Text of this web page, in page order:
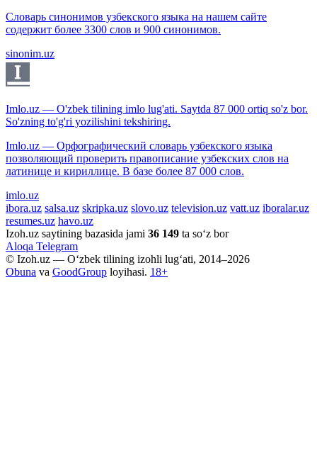
Словарь синонимов узбекского языка на нашем сайте
содержит более 3300 слов и 900 синонимов.
sinonim.uz
Imlo.uz — O'zbek tilining imlo lug'ati. Saytda 87 000 ortiq so'z bor.
So'zning to'g'ri yozilishini tekshiring.
Imlo.uz — Орфографический словарь узбекского языка
позволяющий проверить правописание узбекских слов на
латинице и кириллице. В базе более 87 000 слов.
imlo.uz
ibora.uz salsa.uz skripka.uz slovo.uz television.uz vatt.uz iboralar.uz
resumes.uz havo.uz
Izoh.uz saytining bazasida jami 36 149 ta so‘z bor
Aloqa Telegram
© Izoh.uz — O‘zbek tilining izohli lug‘ati, 2014–2026
Obuna va GoodGroup loyihasi. 18+